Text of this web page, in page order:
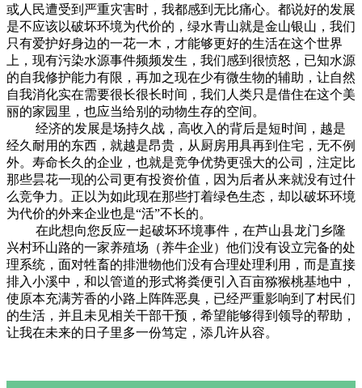
或人民遭受到严重灾害时，我都感到无比痛心。都说好的发展
是不应该以破坏环境为代价的，绿水青山就是金山银山，我们
只有爱护好身边的一花一木，才能够更好的生活在这个世界
上，现有污染水源事件频频发生，我们感到很愤怒，已知水源
的自我修护能力有限，再加之现在少有微生物的辅助，让自然
自我消化实在需要很长很长时间，我们人类只是借住在这个美
丽的家园里，也应当给别的动物生存的空间。
经济的发展是场持久战，高收入的背后是短时间，越是
经久耐用的东西，就越是昂贵，从厨房用具再到住宅，无不例
外。寿命长久的企业，也就是竞争优势更强大的公司，注定比
那些昙花一现的公司更有投资价值，因为后者从来就没有过什
么竞争力。正以为如此现在那些打着绿色生态，却以破坏环境
为代价的外来企业也是“活”不长的。
在此想向您反应一起破坏环境事件，在芦山县龙门乡隆
兴村环山路的一家养殖场（养牛企业）他们没有设立完备的处
理系统，面对牲畜的排泄物他们没有合理处理利用，而是直接
排入小溪中，和以管道的形式将粪便引入百亩猕猴桃基地中，
使原本充满芳香的小路上阵阵恶臭，已经严重影响到了村民们
的生活，并且未见相关干部干预，希望能够得到领导的帮助，
让我在未来的日子里多一份笃定，添几许从容。